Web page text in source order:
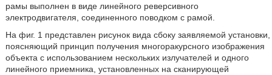
рамы выполнен в виде линейного реверсивного
электродвигателя, соединенного поводком с рамой.
На фиг. 1 представлен рисунок вида сбоку заявляемой установки,
поясняющий принцип получения многоракурсного изображения
объекта с использованием нескольких излучателей и одного
линейного приемника, установленных на сканирующей